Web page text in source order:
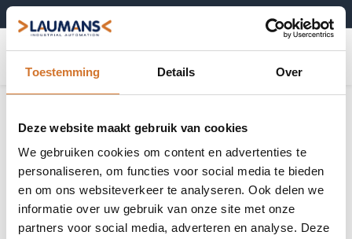
Toestemming Details Over
Deze website maakt gebruik van cookies
We gebruiken cookies om content en advertenties te
personaliseren, om functies voor social media te bieden
en om ons websiteverkeer te analyseren. Ook delen we
informatie over uw gebruik van onze site met onze
partners voor social media, adverteren en analyse. Deze
0